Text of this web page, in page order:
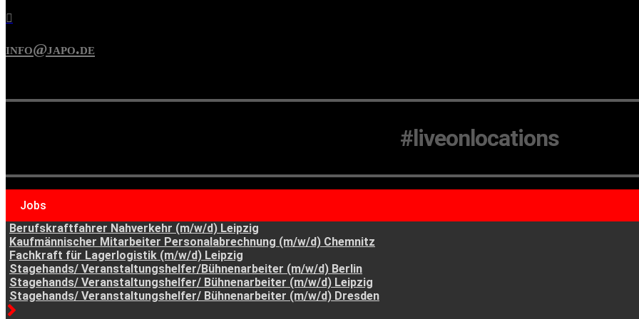

info@japo.de
#liveonlocations
Jobs
Berufskraftfahrer Nahverkehr (m/w/d) Leipzig
Kaufmännischer Mitarbeiter Personalabrechnung (m/w/d) Chemnitz
Fachkraft für Lagerlogistik (m/w/d) Leipzig
Stagehands/ Veranstaltungshelfer/Bühnenarbeiter (m/w/d) Berlin
Stagehands/ Veranstaltungshelfer/ Bühnenarbeiter (m/w/d) Leipzig
Stagehands/ Veranstaltungshelfer/ Bühnenarbeiter (m/w/d) Dresden